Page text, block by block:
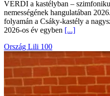
VERDI a kastélyban –
nemességének hangulatában
folyamán a Csáky-kastély a
2026-os év egyben [...]
Ország Lili 100